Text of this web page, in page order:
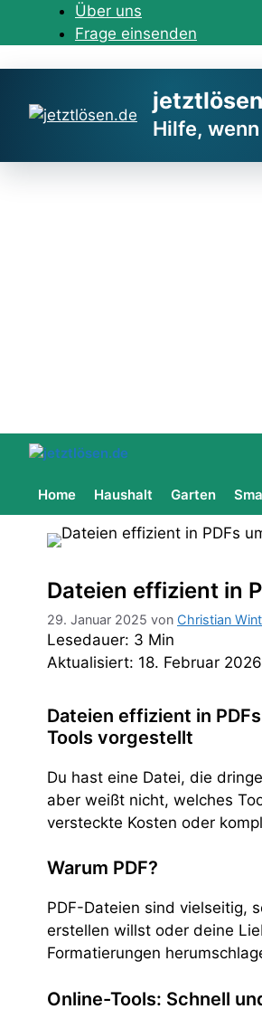
Über uns
Frage einsenden
Hilfe,
Home Haushalt Garten
Dateien effizient in
29. Januar 2025 von Christian
Lesedauer: 3 Min
Aktualisiert: 18. Februar
Dateien effizient in
Tools vorgestellt
Du hast eine Datei, die
aber weißt nicht, welches
versteckte Kosten oder
Warum PDF?
PDF-Dateien sind vielseitig,
erstellen willst oder deine
Formatierungen
Online-Tools: Schnell